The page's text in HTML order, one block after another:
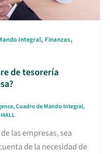
Integral, Finanzas,
de tesorería
,Cuadro de Mando Integral,
las empresas, sea
de la necesidad de